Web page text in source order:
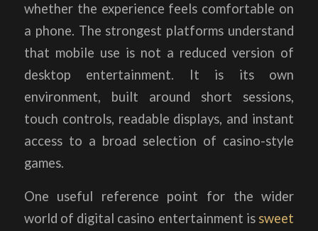
whether the experience feels comfortable on
a phone. The strongest platforms understand
that mobile use is not a reduced version of
desktop entertainment. It is its own
environment, built around short sessions,
touch controls, readable displays, and instant
access to a broad selection of casino-style
games.
One useful reference point for the wider
world of digital casino entertainment is sweet